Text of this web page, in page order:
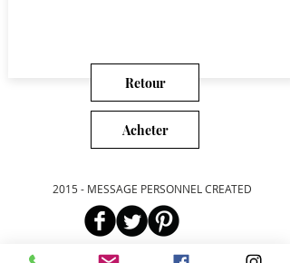
Retour
Acheter
2015 - MESSAGE PERSONNEL CREATED